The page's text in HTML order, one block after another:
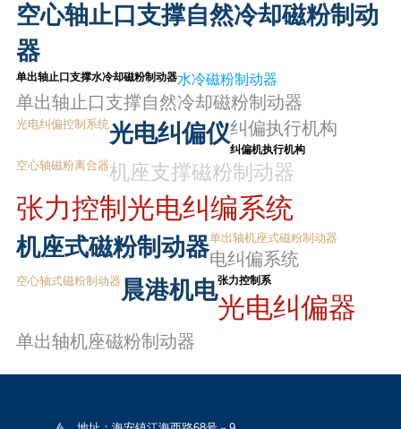
空心轴止口支撑自然冷却磁粉制动
器
单出轴止口支撑水冷却磁粉制动器水冷磁粉制动器
单出轴止口支撑自然冷却磁粉制动器
光电纠偏控制系统光电纠偏仪纠偏执行机构
纠偏机执行机构
空心轴磁粉离合器机座支撑磁粉制动器
张力控制 光电纠编系统
机座式磁粉制动器单出轴机座式磁粉制动器
电纠偏系统
空心轴式磁粉制动器 晨港机电张力控制系
光电纠偏器
单出轴机座磁粉制动器